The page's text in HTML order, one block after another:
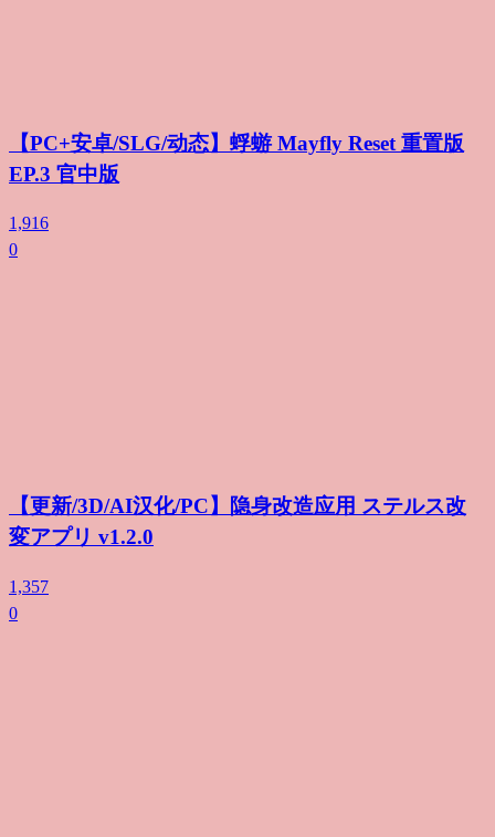
【PC+安卓/SLG/动态】蜉蝣 Mayfly Reset 重置版
EP.3 官中版
1,916
0
【更新/3D/AI汉化/PC】隐身改造应用 ステルス改
変アプリ v1.2.0
1,357
0